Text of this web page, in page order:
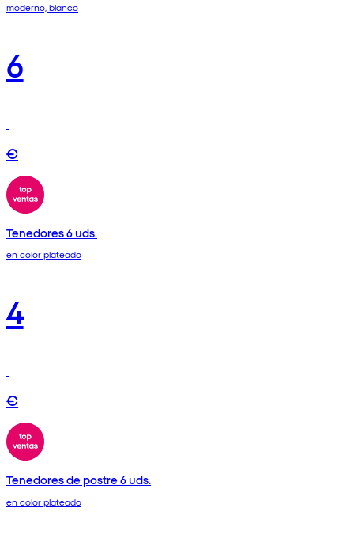
moderno, blanco
6
€
Tenedores 6 uds.
en color plateado
4
€
Tenedores de postre 6 uds.
en color plateado